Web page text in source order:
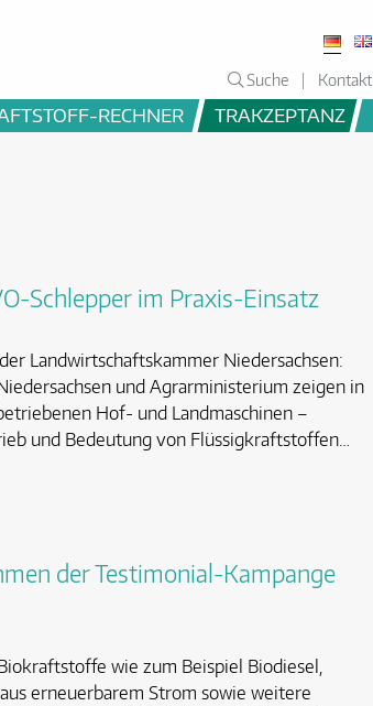
Suche Kontakt
RECHNER TRAKZEPTANZ
Schlepper im Praxis-Einsatz
Landwirtschaftskammer Niedersachsen:
und Agrarministerium zeigen in
Hof- und Landmaschinen –
und Bedeutung von Flüssigkraftstoffen…
der Testimonial-Kampange
wie zum Beispiel Biodiesel,
erneuerbarem Strom sowie weitere